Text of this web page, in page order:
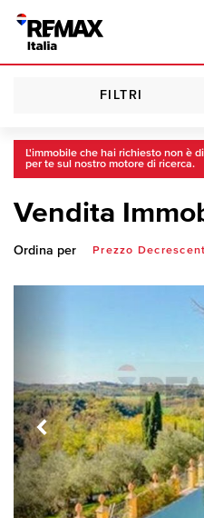
FILTRI
L'immobile che hai richiesto non è
per te sul nostro motore di ricerca.
Vendita
Ordina per